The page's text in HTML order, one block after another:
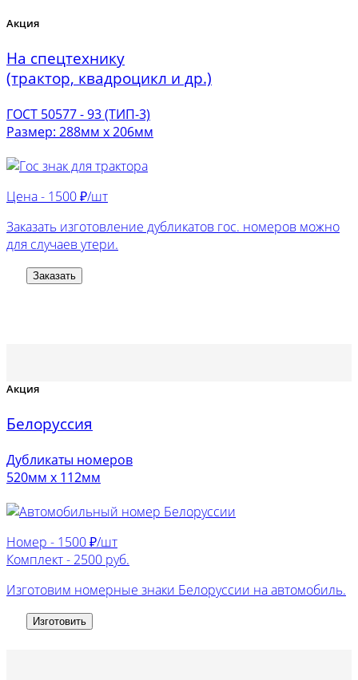
Акция
На спецтехнику
(трактор, квадроцикл и др.)
ГОСТ 50577 - 93 (ТИП-3)
Размер: 288мм х 206мм
Цена - 1500 ₽/шт
Заказать изготовление дубликатов гос. номеров можно
для случаев утери.
Заказать
Акция
Белоруссия
Дубликаты номеров
520мм х 112мм
Номер - 1500 ₽/шт
Комплект - 2500 руб.
Изготовим номерные знаки Белоруссии на автомобиль.
Изготовить